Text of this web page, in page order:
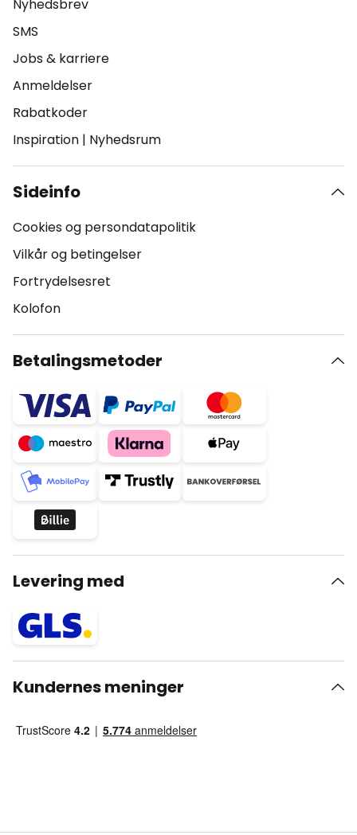
Nyhedsbrev
SMS
Jobs & karriere
Anmeldelser
Rabatkoder
Inspiration | Nyhedsrum
Sideinfo
Cookies og persondatapolitik
Vilkår og betingelser
Fortrydelsesret
Kolofon
Betalingsmetoder
Levering med
Kundernes meninger